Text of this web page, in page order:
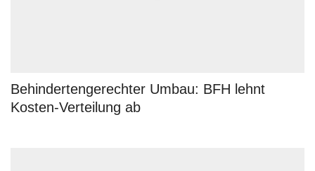
Behindertengerechter Umbau: BFH lehnt
Kosten-Verteilung ab